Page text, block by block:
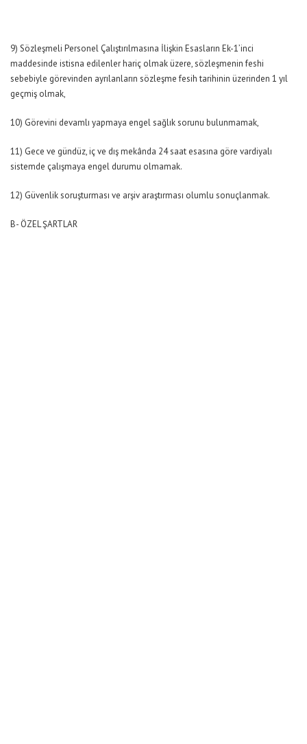
9) Sözleşmeli Personel Çalıştırılmasına İlişkin Esasların Ek-1’inci
maddesinde istisna edilenler hariç olmak üzere, sözleşmenin feshi
sebebiyle görevinden ayrılanların sözleşme fesih tarihinin üzerinden 1 yıl
geçmiş olmak,
10) Görevini devamlı yapmaya engel sağlık sorunu bulunmamak,
11) Gece ve gündüz, iç ve dış mekânda 24 saat esasına göre vardiyalı
sistemde çalışmaya engel durumu olmamak.
12) Güvenlik soruşturması ve arşiv araştırması olumlu sonuçlanmak.
B- ÖZEL ŞARTLAR